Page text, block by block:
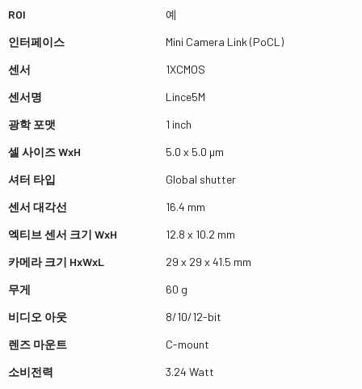
ROI
예
인터페이스
Mini Camera Link (PoCL)
센서
1XCMOS
센서명
Lince5M
광학 포맷
1 inch
셀 사이즈 WxH
5.0 x 5.0 µm
셔터 타입
Global shutter
센서 대각선
16.4 mm
엑티브 센서 크기 WxH
12.8 x 10.2 mm
카메라 크기 HxWxL
29 x 29 x 41.5 mm
무게
60 g
비디오 아웃
8/10/12-bit
렌즈 마운트
C-mount
소비전력
3.24 Watt